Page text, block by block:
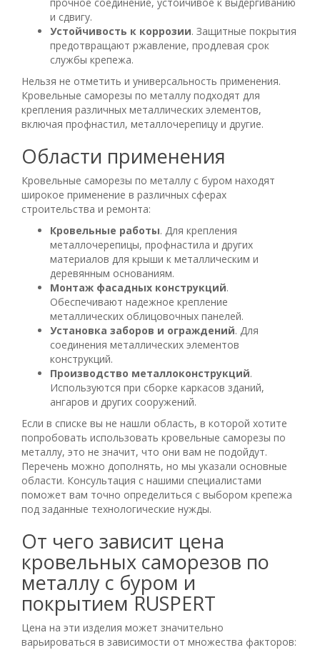
и сдвигу.
Устойчивость к коррозии. Защитные покрытия
предотвращают ржавление, продлевая срок
службы крепежа.
Нельзя не отметить и универсальность применения.
Кровельные саморезы по металлу подходят для
крепления различных металлических элементов,
включая профнастил, металлочерепицу и другие.
Области применения
Кровельные саморезы по металлу с буром находят
широкое применение в различных сферах
строительства и ремонта:
Кровельные работы. Для крепления
металлочерепицы, профнастила и других
материалов для крыши к металлическим и
деревянным основаниям.
Монтаж фасадных конструкций.
Обеспечивают надежное крепление
металлических облицовочных панелей.
Установка заборов и ограждений. Для
соединения металлических элементов
конструкций.
Производство металлоконструкций.
Используются при сборке каркасов зданий,
ангаров и других сооружений.
Если в списке вы не нашли область, в которой хотите
попробовать использовать кровельные саморезы по
металлу, это не значит, что они вам не подойдут.
Перечень можно дополнять, но мы указали основные
области. Консультация с нашими специалистами
поможет вам точно определиться с выбором крепежа
под заданные технологические нужды.
От чего зависит цена
кровельных саморезов по
металлу с буром и
покрытием RUSPERT
Цена на эти изделия может значительно
варьироваться в зависимости от множества факторов: